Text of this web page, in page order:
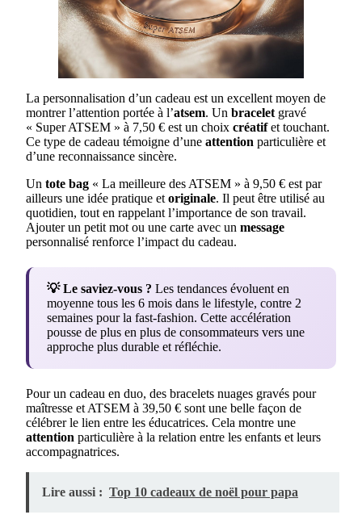
La personnalisation d’un cadeau est un excellent moyen de
montrer l’attention portée à l’atsem. Un bracelet gravé
« Super ATSEM » à 7,50 € est un choix créatifet touchant.
Ce type de cadeau témoigne d’une attention particulière et
d’une reconnaissance sincère.
Un tote bag « La meilleure des ATSEM » à 9,50 € est par
ailleurs une idée pratique et originale. Il peut être utilisé au
quotidien, tout en rappelant l’importance de son travail.
Ajouter un petit mot ou une carte avec un message
personnalisé renforce l’impact du cadeau.
💡 Le saviez-vous ? Les tendances évoluent en
moyenne tous les 6 mois dans le lifestyle, contre 2
semaines pour la fast-fashion. Cette accélération
pousse de plus en plus de consommateurs vers une
approche plus durable et réfléchie.
Pour un cadeau en duo, des bracelets nuages gravés pour
maîtresse et ATSEM à 39,50 € sont une belle façon de
célébrer le lien entre les éducatrices. Cela montre une
attention particulière à la relation entre les enfants et leurs
accompagnatrices.
Lire aussi : Top 10 cadeaux de noël pour papa